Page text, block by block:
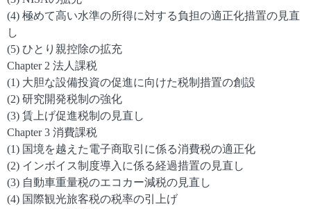
(4) 極めて高い水準の所得に対する負担の適正化措置の見直
し
(5) ひとり親控除の拡充
Chapter 2 法人課税
(1) 大胆な設備投資の促進に向けた税制措置の創設
(2) 研究開発税制の強化
(3) 賃上げ促進税制の見直し
Chapter 3 消費課税
(1) 国境を越えた電子商取引に係る消費税の適正化
(2) インボイス制度導入に係る経過措置の見直し
(3) 自動車重量税のエコカー減税の見直し
(4) 国際観光旅客税の税率の引上げ